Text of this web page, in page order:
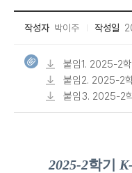
작성자 박이주 작성일
붙임1. 2025-2
임용 학원 수강
붙임2. 2025-2
임용 학원 수강
붙임3. 2025-2
2025-2학기